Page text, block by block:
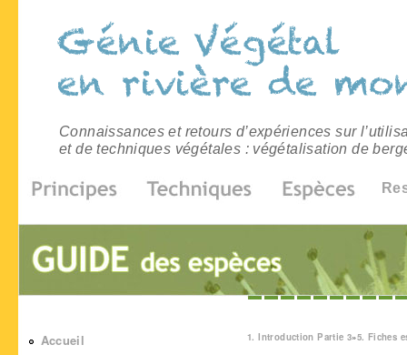
Connaissances et retours d’expériences sur
et de techniques végétales : végétalisation de
Vous êtes ici
1. Introduction Partie 3»5. Fiches
Accueil